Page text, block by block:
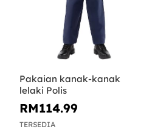
Pakaian kanak-kanak
lelaki Polis
RM114.99
TERSEDIA